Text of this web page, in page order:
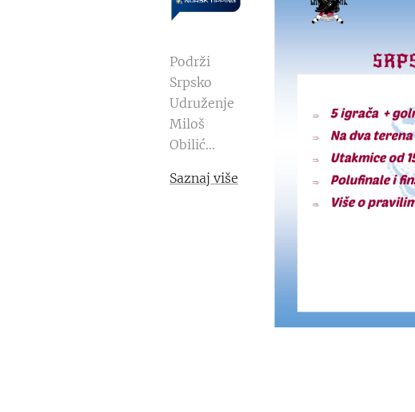
Podrži
Srpsko
Udruženje
Miloš
Obilić...
Saznaj više